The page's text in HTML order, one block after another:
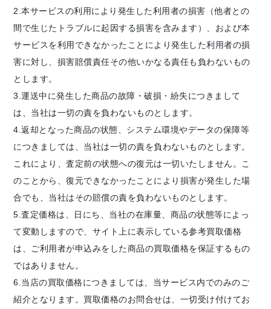
2.本サービスの利用により発生した利用者の損害（他者との
間で生じたトラブルに起因する損害を含みます）、および本
サービスを利用できなかったことにより発生した利用者の損
害に対し、損害賠償責任その他いかなる責任も負わないもの
とします。
3.運送中に発生した商品の故障・破損・紛失につきまして
は、当社は一切の責を負わないものとします。
4.返却となった商品の状態、システム環境やデータの保障等
につきましては、当社は一切の責を負わないものとします。
これにより、査定前の状態への復元は一切いたしません。こ
のことから、復元できなかったことにより損害が発生した場
合でも、当社はその賠償の責を負わないものとします。
5.査定価格は、日にち、当社の在庫量、商品の状態等によっ
て変動しますので、サイト上に表示している参考買取価格
は、ご利用者が申込みをした商品の買取価格を保証するもの
ではありません。
6.当店の買取価格につきましては、当サービス内でのみのご
紹介となります。買取価格のお問合せは、一切受け付けてお